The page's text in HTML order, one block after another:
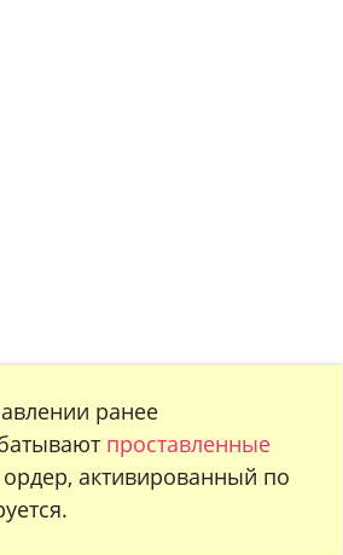
ранее
проставленные
активированный по